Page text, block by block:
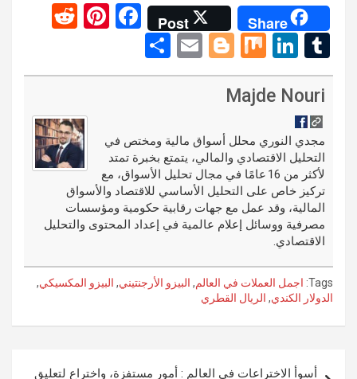
Share
Post
F
ce
o
k
Pi
er
t
d
t
T
u
m
bl
r
Li
n
ke
n
M
ix
Bl
o
er
E
m
h
Majde Nouri
مجدي النوري محلل أسواق مالية ومختص في
التحليل الاقتصادي والمالي، يتمتع بخبرة تمتد
لأكثر من 16 عامًا في مجال تحليل الأسواق، مع
تركيز خاص على التحليل الأساسي للاقتصاد والأسواق
المالية، وقد عمل مع جهات رقابية حكومية ومؤسسات
مصرفية ووسائل إعلام عالمية في إعداد المحتوى والتحليل
الاقتصادي.
Tags: اجمل العملات في العالم, البيزو الأرجنتيني, البيزو المكسيكي,
الدولار الكندي, الريال القطري
تصفّح
أسوأ الاختراعات في العالم : أمور مستفزة، واختراع لتعليق